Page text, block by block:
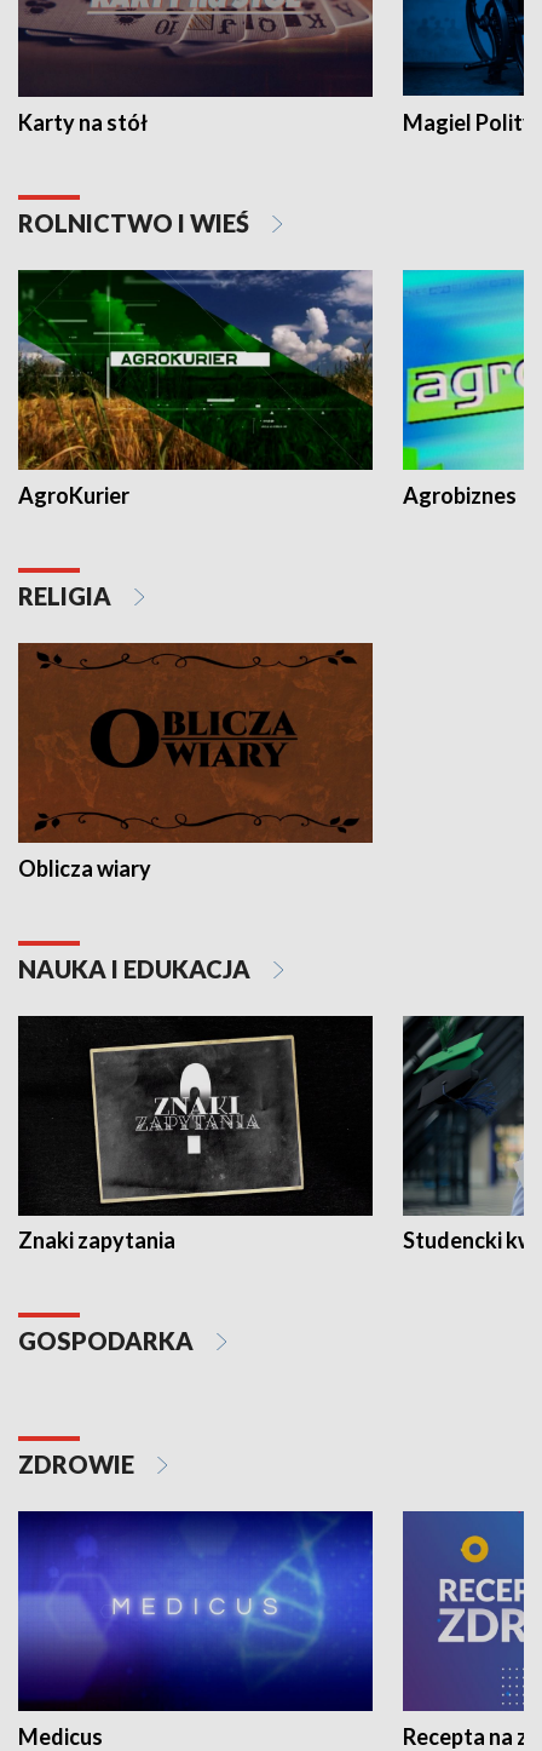
Karty na stół Magiel
ROLNICTWO I WIEŚ
AgroKurier Agrobiznes
RELIGIA
Oblicza wiary
NAUKA I EDUKACJA
Znaki zapytania Studencki
GOSPODARKA
ZDROWIE
Medicus Recepta na